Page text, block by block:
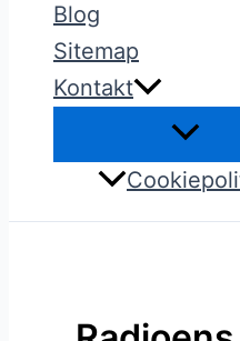
Blog
Sitemap
Kontakt